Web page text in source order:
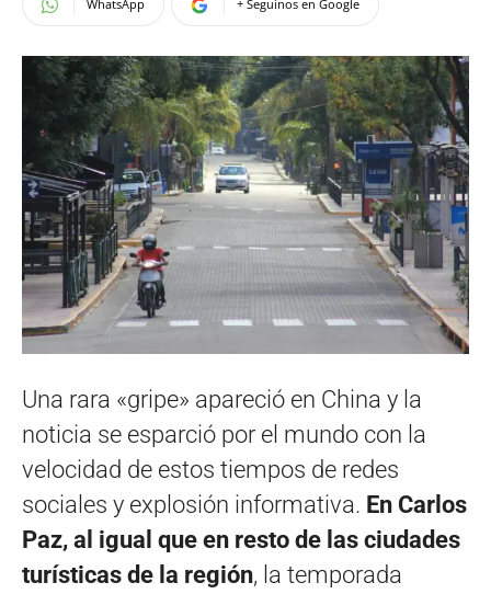
WhatsApp + Seguinos en Google
Una rara «gripe» apareció en China y la
noticia se esparció por el mundo con la
velocidad de estos tiempos de redes
sociales y explosión informativa. En Carlos
Paz, al igual que en resto de las ciudades
turísticas de la región, la temporada